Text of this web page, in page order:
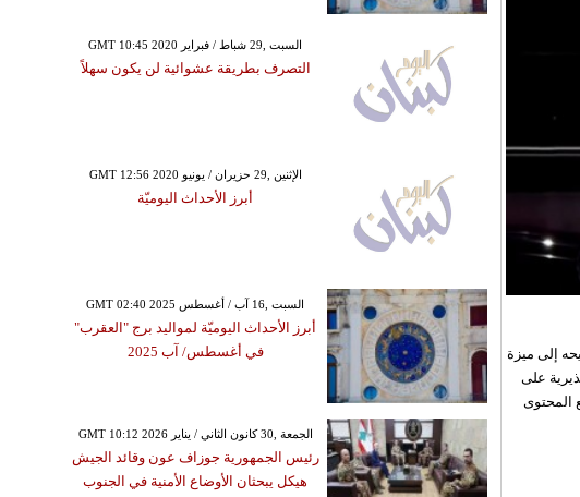
إلى ميزة
على
المحتوى
GMT 10:45 2020 السبت ,29 شباط / فبراير
التصرف بطريقة عشوائية لن يكون سهلاً
GMT 12:56 2020 الإثنين ,29 حزيران / يونيو
أبرز الأحداث اليوميّة
GMT 02:40 2025 السبت ,16 آب / أغسطس
أبرز الأحداث اليوميّة لمواليد برج "العقرب"
في أغسطس/ آب 2025
GMT 10:12 2026 الجمعة ,30 كانون الثاني / يناير
رئيس الجمهورية جوزاف عون وقائد الجيش
هيكل يبحثان الأوضاع الأمنية في الجنوب